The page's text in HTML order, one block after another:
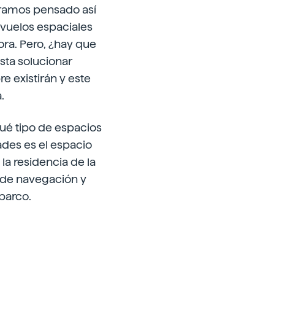
pensado así
espaciales
Pero, ¿hay que
solucionar
existirán y este
tipo de espacios
es el espacio
residencia de la
navegación y